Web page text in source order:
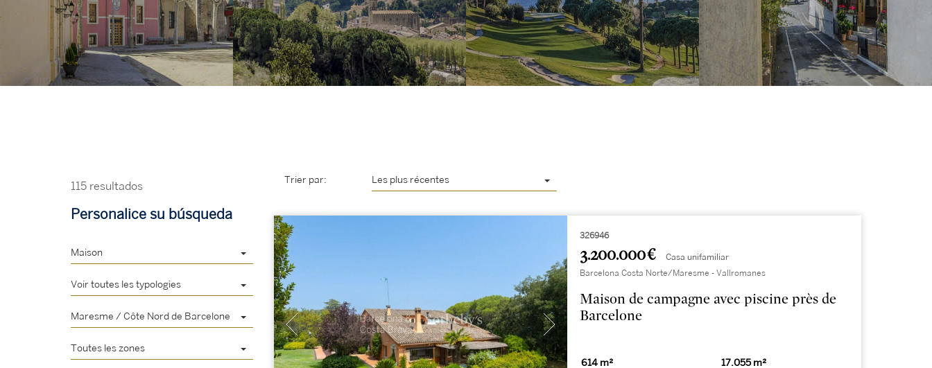
115 resultados
Personalice su búsqueda
Maison
Voir toutes les typologies
Maresme / Côte Nord de Barcelone
Toutes les zones
Trier par: Les plus récentes
326946
3.200.000 € Casa unifamiliar
Barcelona Costa Norte/Maresme - Vallromanes
Maison de campagne avec piscine près de
Barcelone
614 m² 17.055 m²